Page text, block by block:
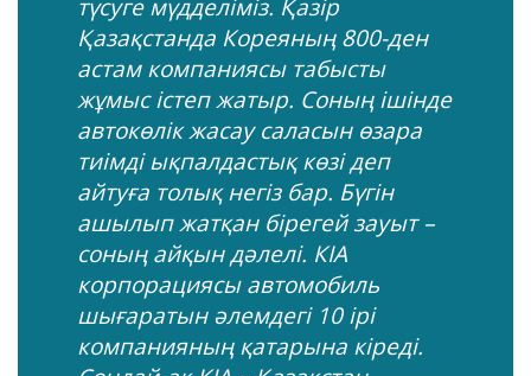
түсуге мүдделіміз. Қазір
Қазақстанда Кореяның 800-ден
астам компаниясы табысты
жұмыс істеп жатыр. Соның ішінде
автокөлік жасау саласын өзара
тиімді ықпалдастық көзі деп
айтуға толық негіз бар. Бүгін
ашылып жатқан бірегей зауыт –
соның айқын дәлелі. КІА
корпорациясы автомобиль
шығаратын әлемдегі 10 ірі
компанияның қатарына кіреді.